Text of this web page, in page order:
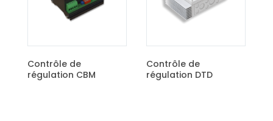
de
CBM
Contrôle de
régulation DTD